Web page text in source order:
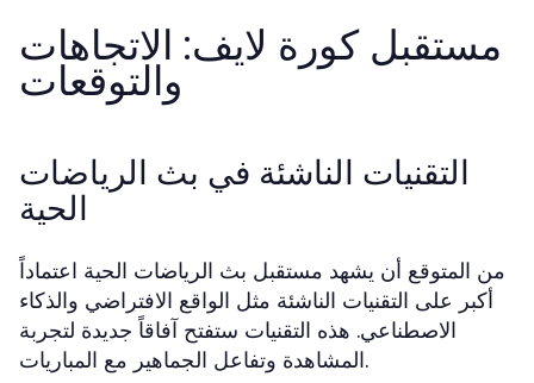
مستقبل كورة لايف: الاتجاهات
والتوقعات
التقنيات الناشئة في بث الرياضات
الحية
من المتوقع أن يشهد مستقبل بث الرياضات الحية اعتماداً
أكبر على التقنيات الناشئة مثل الواقع الافتراضي والذكاء
الاصطناعي. هذه التقنيات ستفتح آفاقاً جديدة لتجربة
المشاهدة وتفاعل الجماهير مع المباريات.